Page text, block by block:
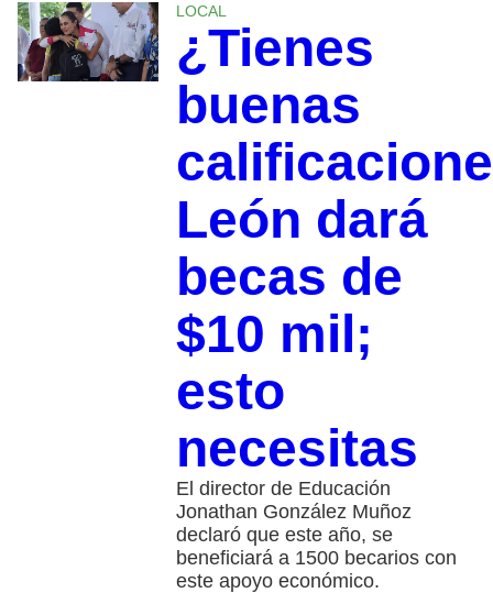
LOCAL
¿Tienes
buenas
León dará
becas de
$10 mil;
esto
necesitas
El director de Educación
Jonathan González Muñoz
declaró que este año, se
beneficiará a 1500 becarios con
este apoyo económico.